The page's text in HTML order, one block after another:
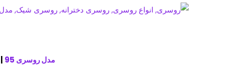
مدل روسری 95